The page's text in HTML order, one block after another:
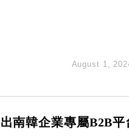
August 1,
南韓企業專屬B2B平